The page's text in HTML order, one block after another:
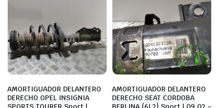
AMORTIGUADOR DELANTERO
DERECHO OPEL INSIGNIA
AMORTIGUADOR DELANTERO
DERECHO SEAT CORDOBA